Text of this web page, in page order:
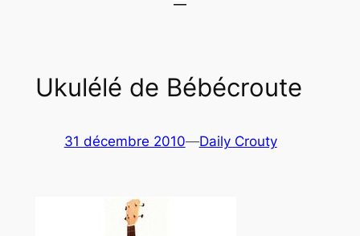
Ukulélé de Bébécroute
31 décembre 2010—Daily Crouty